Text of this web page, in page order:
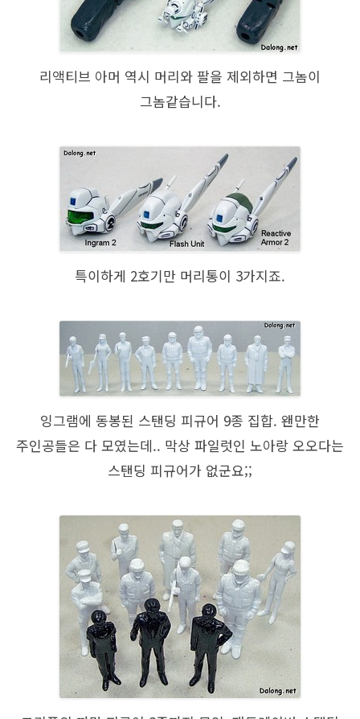
리액티브 아머 역시 머리와 팔을 제외하면 그놈이
그놈같습니다.
특이하게 2호기만 머리통이 3가지죠.
잉그램에 동봉된 스탠딩 피규어 9종 집합. 왠만한
주인공들은 다 모였는데.. 막상 파일럿인 노아랑 오오다는
스탠딩 피규어가 없군요;;